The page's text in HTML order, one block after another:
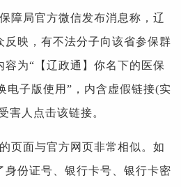
局官方微信发布消息称，辽
反映，有不法分子向该省参保群
为“【辽政通】你名下的医保
子版使用”，内含虚假链接(实
害人点击该链接。
面与官方网页非常相似。如
身份证号、银行卡号、银行卡密